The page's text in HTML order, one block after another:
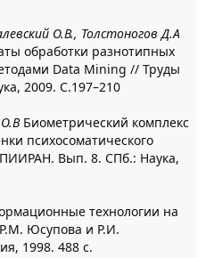
О.В., Толстоногов Д.А
обработки разнотипных
Data Mining // Труды
2009. С.197–210
Биометрический комплекс
психосоматического
Вып. 8. СПб.: Наука,
технологии на
Юсупова и Р.И.
1998. 488 с.